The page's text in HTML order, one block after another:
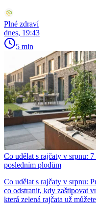
Plné zdraví
dnes, 19:43
5 min
Co udělat s rajčaty v srpnu:
posledním plodům
Co udělat s rajčaty v srpnu:
co odstranit, kdy zaštipovat
která zelená rajčata už